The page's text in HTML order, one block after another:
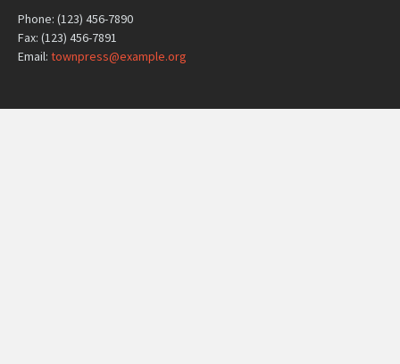
Phone: (123) 456-7890
Fax: (123) 456-7891
Email: townpress@example.org